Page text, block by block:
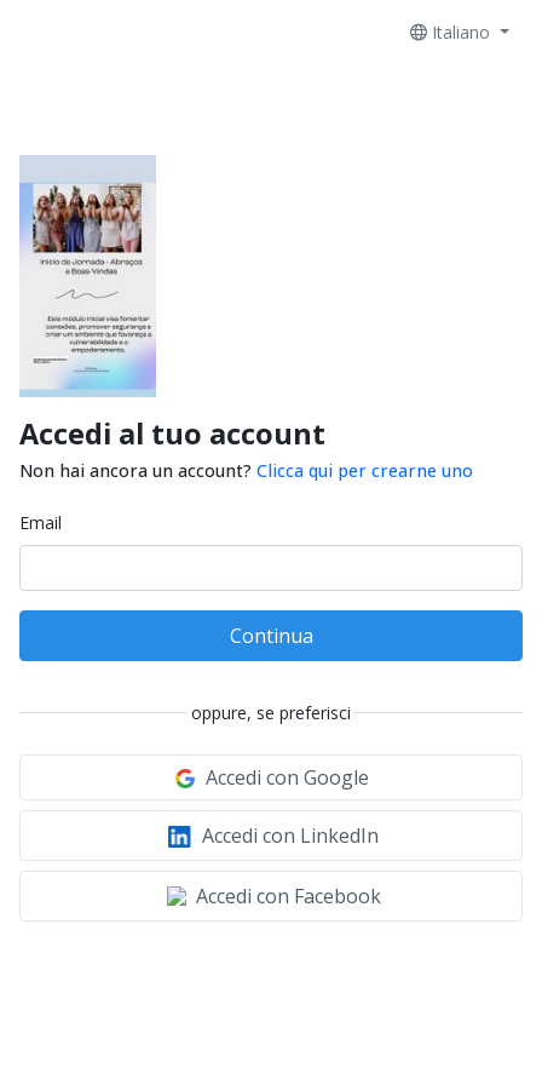
Italiano
Accedi al tuo account
Non hai ancora un account? Clicca qui per crearne uno
Email
Continua
oppure, se preferisci
Accedi con Google
Accedi con LinkedIn
Accedi con Facebook